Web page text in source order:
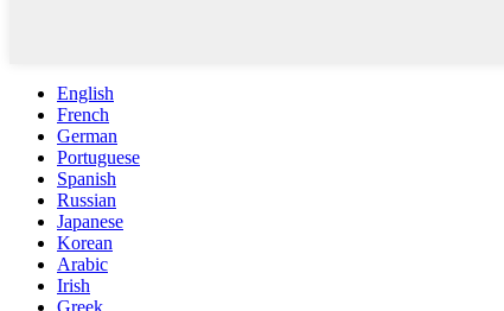
English
French
German
Portuguese
Spanish
Russian
Japanese
Korean
Arabic
Irish
Greek